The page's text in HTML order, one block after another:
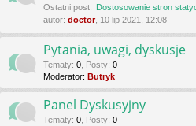
Ostatni post: Dostosowanie stron
autor: doctor, 10 lip 2021, 12:08
Pytania, uwagi, dyskusje
Tematy: 0 Posty: 0
Moderator: Butryk
Panel Dyskusyjny
Tematy: 0 Posty: 0